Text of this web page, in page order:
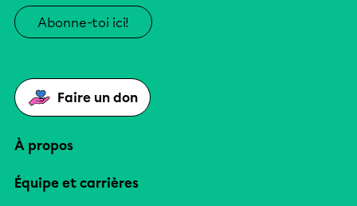
Abonne-toi ici!
Faire un don
À propos
Équipe et carrières